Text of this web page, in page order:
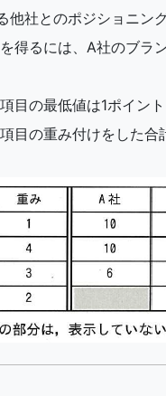
他社とのポジショニン
得るには、A社のブラ
目の最低値は1ポイン
目の重み付けをした